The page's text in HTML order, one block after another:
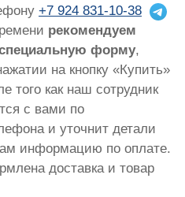
+7 924 831-10-38
рекомендуем
специальную форму,
на кнопку «Купить»
того как наш сотрудник
с вами по
и уточнит детали
информацию по оплате.
доставка и товар